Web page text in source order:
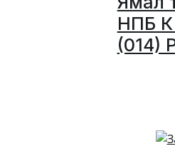
НПБ К
(014)